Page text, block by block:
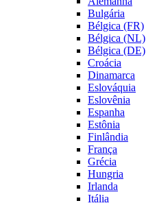
Bulgária
Bélgica (FR)
Bélgica (NL)
Bélgica (DE)
Croácia
Dinamarca
Eslováquia
Eslovênia
Espanha
Estônia
Finlândia
França
Grécia
Hungria
Irlanda
Itália